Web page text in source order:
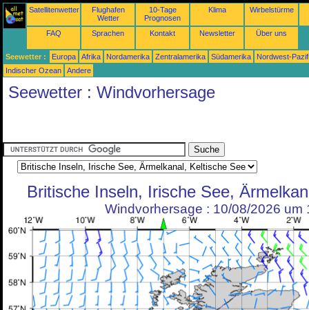
Satellitenwetter
Flughafen
Wetter
10-Tage
Prognosen
Klima Wirbelstürme
FAQ Sprachen Kontakt Newsletter Über uns
Seewetter : Europa Afrika Nordamerika Zentralamerika Südamerika
Nordwest-
Indischer Ozean
Andere
Seewetter : Windvorhersage
Britische Inseln, Irische See,
Windvorhersage : 10/08/2026 um